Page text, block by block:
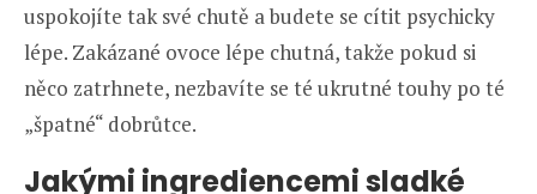
uspokojíte tak své chutě a budete se cítit psychicky
lépe. Zakázané ovoce lépe chutná, takže pokud si
něco zatrhnete, nezbavíte se té ukrutné touhy po té
„špatné“ dobrůtce.
Jakými ingrediencemi sladké